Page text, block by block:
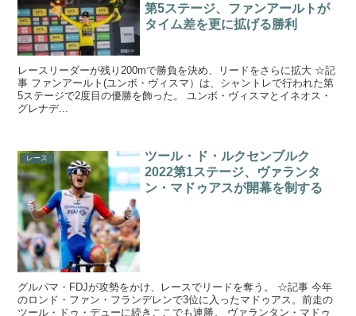
第5ステージ、ファンアールトが
タイム差を更に拡げる勝利
レースリーダーが残り200mで勝負を決め、リードをさらに拡大 ☆記
事 ファンアールト(ユンボ・ヴィスマ）は、シャントレで行われた第
5ステージで2度目の優勝を飾った。 ユンボ・ヴィスマとイネオス・
グレナデ...
レース
ツール・ド・ルクセンブルク
2022第1ステージ、ヴァランタ
ン・マドゥアスが開幕を制する
グルパマ・FDJが攻勢をかけ、レースでリードを奪う。 ☆記事 今年
のロンド・ファン・フランデレンで3位に入ったマドゥアス。前走の
ツール・ドゥ・デューに続きここでも連勝。 ヴァランタン・マドゥ